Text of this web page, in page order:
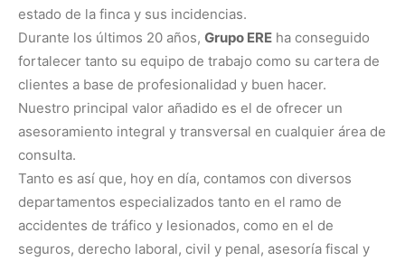
estado de la finca y sus incidencias.
Durante los últimos 20 años, Grupo ERE ha conseguido
fortalecer tanto su equipo de trabajo como su cartera de
clientes a base de profesionalidad y buen hacer.
Nuestro principal valor añadido es el de ofrecer un
asesoramiento integral y transversal en cualquier área de
consulta.
Tanto es así que, hoy en día, contamos con diversos
departamentos especializados tanto en el ramo de
accidentes de tráfico y lesionados, como en el de
seguros, derecho laboral, civil y penal, asesoría fiscal y